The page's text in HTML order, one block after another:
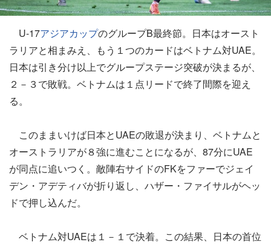
U-17アジアカップのグループB最終節。日本はオースト
ラリアと相まみえ、もう１つのカードはベトナム対UAE。
日本は引き分け以上でグループステージ突破が決まるが、
２－３で敗戦。ベトナムは１点リードで終了間際を迎え
る。
このままいけば日本とUAEの敗退が決まり、ベトナムと
オーストラリアが８強に進むことになるが、87分にUAE
が同点に追いつく。敵陣右サイドのFKをファーでジェイ
デン・アデティバが折り返し、ハザー・ファイサルがヘッ
ドで押し込んだ。
ベトナム対UAEは１－１で決着。この結果、日本の首位